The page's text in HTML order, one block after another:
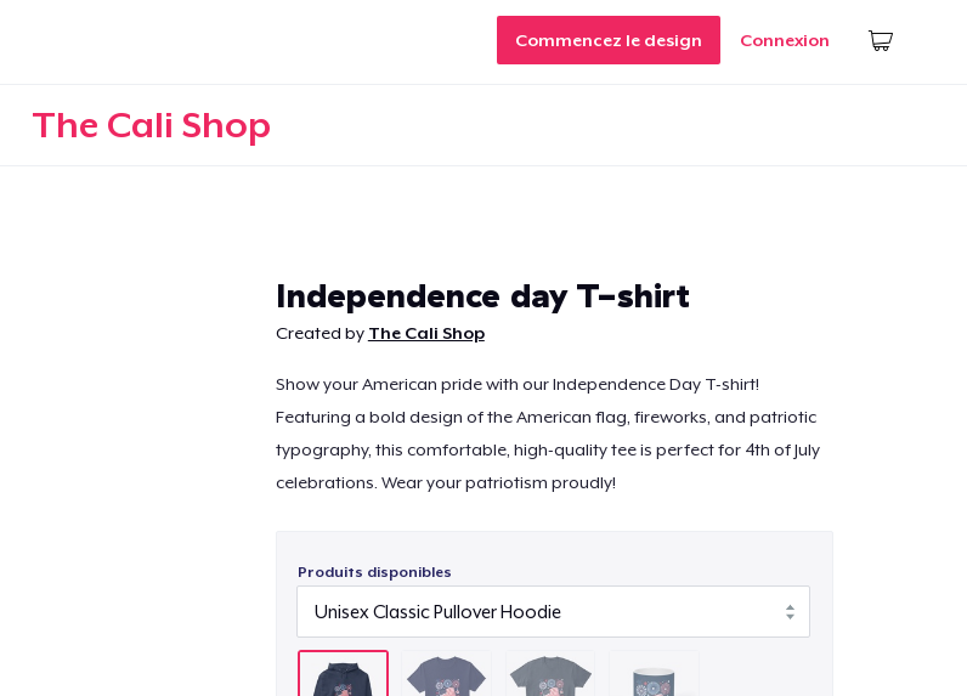
Commencez le design Connexion
The Cali Shop
Independence day T-shirt
Created by The Cali Shop
Show your American pride with our Independence Day T-shirt!
Featuring a bold design of the American flag, fireworks, and patriotic
typography, this comfortable, high-quality tee is perfect for 4th of July
celebrations. Wear your patriotism proudly!
Produits disponibles